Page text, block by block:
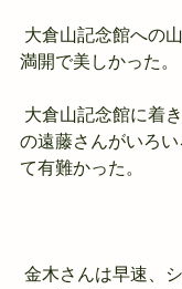
満開で美しかった。
の遠藤さんがいろ
て有難かった。